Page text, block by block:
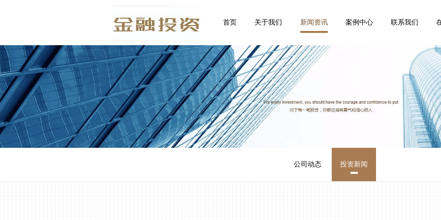
首页 关于我们 新闻资讯 案例中心 联系我们
公司动态 投资新闻